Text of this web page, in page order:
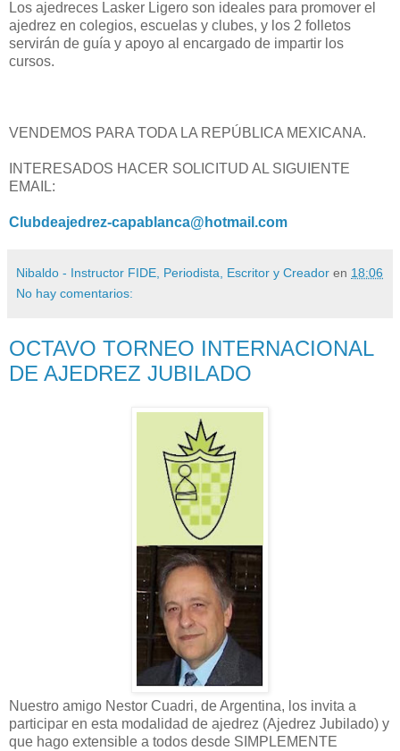
Los ajedreces Lasker Ligero son ideales para promover el
ajedrez en colegios, escuelas y clubes, y los 2 folletos
servirán de guía y apoyo al encargado de impartir los
cursos.
VENDEMOS PARA TODA LA REPÚBLICA MEXICANA.
INTERESADOS HACER SOLICITUD AL SIGUIENTE
EMAIL:
Clubdeajedrez-capablanca@hotmail.com
Nibaldo - Instructor FIDE, Periodista, Escritor y Creador en 18:06
No hay comentarios:
OCTAVO TORNEO INTERNACIONAL
DE AJEDREZ JUBILADO
Nuestro amigo Nestor Cuadri, de Argentina, los invita a
participar en esta modalidad de ajedrez (Ajedrez Jubilado) y
que hago extensible a todos desde SIMPLEMENTE